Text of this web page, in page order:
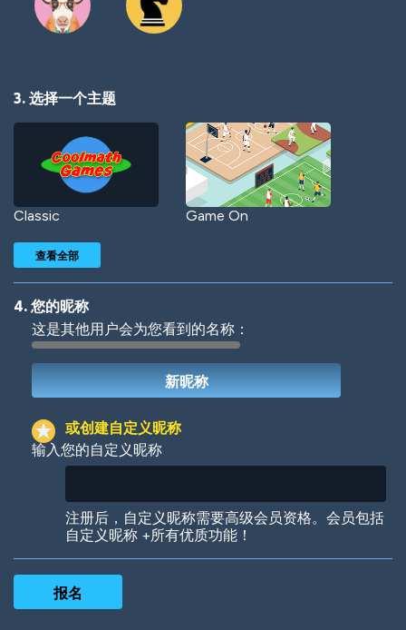
3. 选择一个主题
Classic Game On
Woof Jungle Cats
查看全部
4. 您的昵称
这是其他用户会为您看到的名称：
或创建自定义昵称
输入您的自定义昵称
注册后，自定义昵称需要高级会员资格。会员包括
自定义昵称 +所有优质功能！